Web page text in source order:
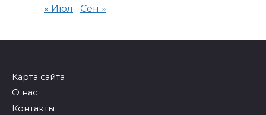
« Июл Сен »
Карта сайта
О нас
Контакты